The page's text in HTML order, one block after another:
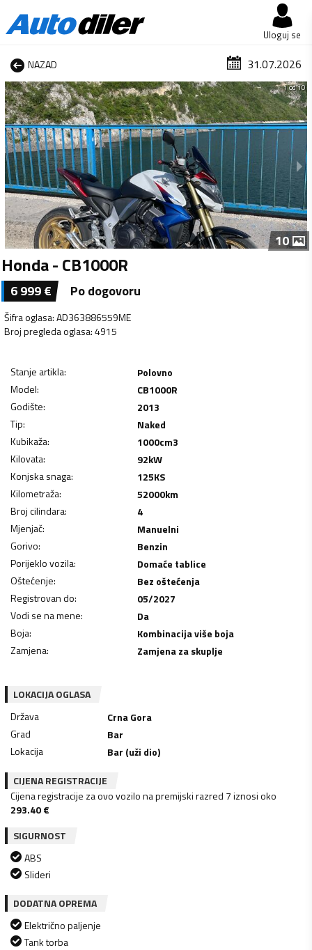
Uloguj se
NAZAD 31.07.2026
1 od 10
10
Honda - CB1000R
6 999€ Po dogovoru
Šifra oglasa:AD363886559ME
Broj pregleda oglasa:4915
Stanje artikla:
Polovno
Model:
CB1000R
Godište:
2013
Tip:
Naked
Kubikaža: 1000cm3
Kilovata: 92kW
Konjska snaga: 125KS
Kilometraža: 52000km
Broj cilindara:
4
Mjenjač:
Manuelni
Gorivo:
Benzin
Porijeklo vozila:
Domaće tablice
Oštećenje:
Bez oštećenja
Registrovan do:
05/2027
Vodi se na mene:
Da
Boja:
Kombinacija više boja
Zamjena: Zamjena za skuplje
LOKACIJA OGLASA
Država
Crna Gora
Grad
Bar
Lokacija
Bar (uži dio)
CIJENA REGISTRACIJE
Cijena registracije za ovo vozilo na premijski razred 7 iznosi oko
293.40€
SIGURNOST
ABS
Slideri
DODATNA OPREMA
Električno paljenje
Tank torba